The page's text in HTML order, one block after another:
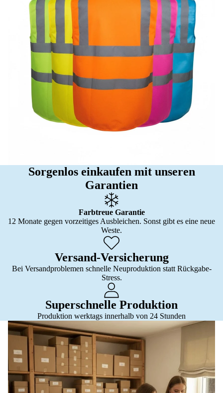
Sorgenlos einkaufen mit unseren
Garantien
Farbtreue Garantie
12 Monate gegen vorzeitiges Ausbleichen. Sonst gibt es eine neue
Weste.
Versand-Versicherung
Bei Versandproblemen schnelle Neuproduktion statt Rückgabe-
Stress.
Superschnelle Produktion
Produktion werktags innerhalb von 24 Stunden